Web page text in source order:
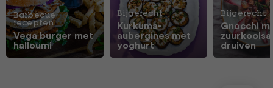
Barbecue
recepten
Vega burger met
halloumi
Bijgerecht
Kurkuma-
aubergines met
yoghurt
Bijgerecht
Gnocchi
druiven